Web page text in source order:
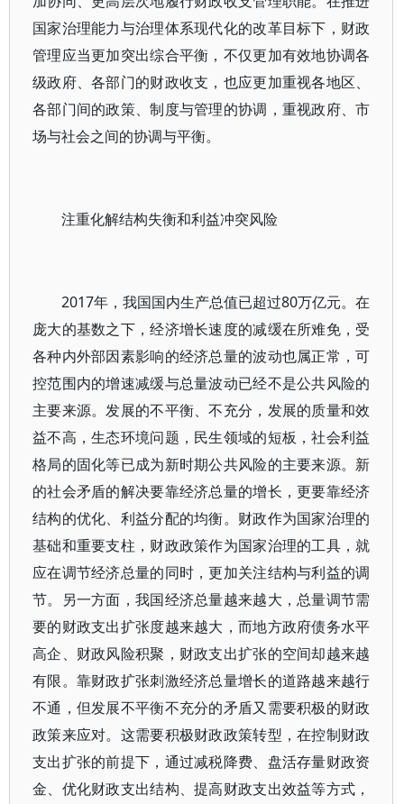
国家治理能力与治理体系现代化的改革目标下，财政
管理应当更加突出综合平衡，不仅更加有效地协调各
级政府、各部门的财政收支，也应更加重视各地区、
各部门间的政策、制度与管理的协调，重视政府、市
场与社会之间的协调与平衡。
注重化解结构失衡和利益冲突风险
2017年，我国国内生产总值已超过80万亿元。在
庞大的基数之下，经济增长速度的减缓在所难免，受
各种内外部因素影响的经济总量的波动也属正常，可
控范围内的增速减缓与总量波动已经不是公共风险的
主要来源。发展的不平衡、不充分，发展的质量和效
益不高，生态环境问题，民生领域的短板，社会利益
格局的固化等已成为新时期公共风险的主要来源。新
的社会矛盾的解决要靠经济总量的增长，更要靠经济
结构的优化、利益分配的均衡。财政作为国家治理的
基础和重要支柱，财政政策作为国家治理的工具，就
应在调节经济总量的同时，更加关注结构与利益的调
节。另一方面，我国经济总量越来越大，总量调节需
要的财政支出扩张度越来越大，而地方政府债务水平
高企、财政风险积聚，财政支出扩张的空间却越来越
有限。靠财政扩张刺激经济总量增长的道路越来越行
不通，但发展不平衡不充分的矛盾又需要积极的财政
政策来应对。这需要积极财政政策转型，在控制财政
支出扩张的前提下，通过减税降费、盘活存量财政资
金、优化财政支出结构、提高财政支出效益等方式，